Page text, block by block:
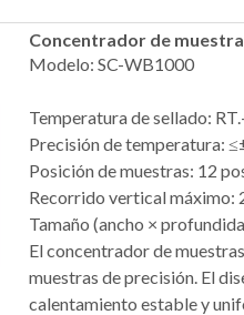
Concentrador de
Modelo: SC-WB1000
Temperatura de sellado:
Precisión de temperatura:
Posición de muestras: 12
Recorrido vertical máximo:
Tamaño (ancho ×
El concentrador de
muestras de precisión. El
calentamiento estable y